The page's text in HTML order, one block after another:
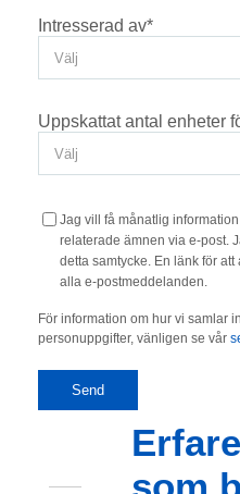
Intresserad av*
Uppskattat antal enheter
Jag vill få månatlig
relaterade ämnen via e-post.
detta samtycke. En länk för
alla e-postmeddelanden.
För information om hur vi samlar
personuppgifter, vänligen se vår